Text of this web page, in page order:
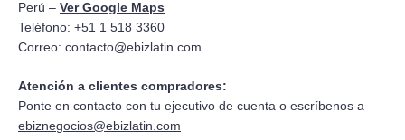
Perú – Ver Google Maps
Teléfono: +51 1 518 3360
Correo: contacto@ebizlatin.com
Atención a clientes compradores:
Ponte en contacto con tu ejecutivo de cuenta o escríbenos a
ebiznegocios@ebizlatin.com